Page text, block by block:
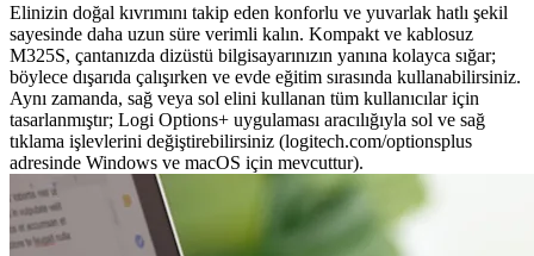
Elinizin doğal kıvrımını takip eden konforlu ve yuvarlak hatlı şekil
sayesinde daha uzun süre verimli kalın. Kompakt ve kablosuz
M325S, çantanızda dizüstü bilgisayarınızın yanına kolayca sığar;
böylece dışarıda çalışırken ve evde eğitim sırasında kullanabilirsiniz.
Aynı zamanda, sağ veya sol elini kullanan tüm kullanıcılar için
tasarlanmıştır; Logi Options+ uygulaması aracılığıyla sol ve sağ
tıklama işlevlerini değiştirebilirsiniz (logitech.com/optionsplus
adresinde Windows ve macOS için mevcuttur).